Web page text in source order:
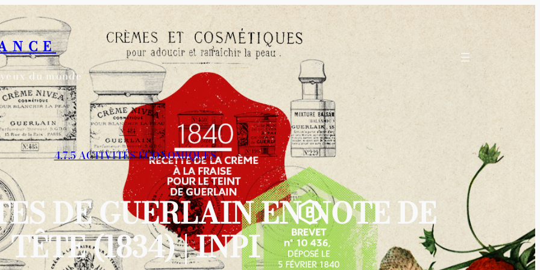
du monde
4.7.5 ACTIVITÉS ÉCONOMIQUES
DE GUERLAIN EN NOTE DE
TÊTE (1834) | INPI